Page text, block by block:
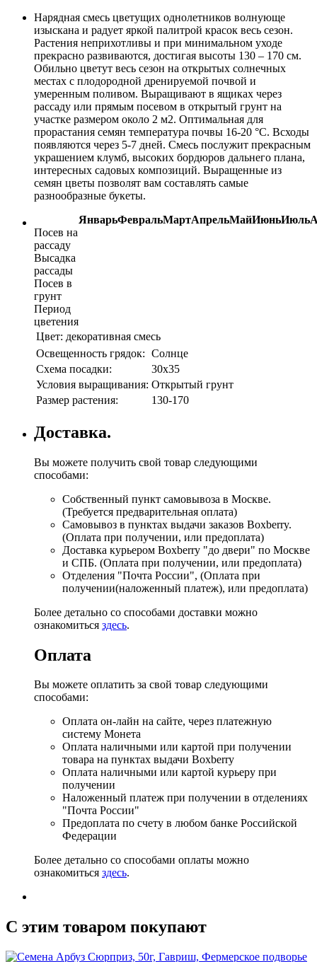
Нарядная смесь цветущих однолетников волнующе
изыскана и радует яркой палитрой красок весь сезон.
Растения неприхотливы и при минимальном уходе
прекрасно развиваются, достигая высоты 130 – 170 см.
Обильно цветут весь сезон на открытых солнечных
местах с плодородной дренируемой почвой и
умеренным поливом. Выращивают в ящиках через
рассаду или прямым посевом в открытый грунт на
участке размером около 2 м2. Оптимальная для
прорастания семян температура почвы 16-20 °C. Всходы
появляются через 5-7 дней. Смесь послужит прекрасным
украшением клумб, высоких бордюров дальнего плана,
интересных садовых композиций. Выращенные из
семян цветы позволят вам составлять самые
разнообразные букеты.
ЯнварьФевральМартАпрельМайИюньИюль
Посев на
рассаду
Высадка
рассады
Посев в
грунт
Период
цветения
Цвет: декоративная смесь
Освещенность грядок: Солнце
Схема посадки:
30х35
Условия выращивания: Открытый грунт
Размер растения:
130-170
Доставка.
Вы можете получить свой товар следующими
способами:
Собственный пункт самовывоза в Москве.
(Требуется предварительная оплата)
Самовывоз в пунктах выдачи заказов Boxberry.
(Оплата при получении, или предоплата)
Доставка курьером Boxberry "до двери" по Москве
и СПБ. (Оплата при получении, или предоплата)
Отделения "Почта России", (Оплата при
получении(наложенный платеж), или предоплата)
Более детально со способами доставки можно
ознакомиться здесь.
Оплата
Вы можете оплатить за свой товар следующими
способами:
Оплата он-лайн на сайте, через платежную
систему Монета
Оплата наличными или картой при получении
товара на пунктах выдачи Boxberry
Оплата наличными или картой курьеру при
получении
Наложенный платеж при получении в отделениях
"Почта России"
Предоплата по счету в любом банке Российской
Федерации
Более детально со способами оплаты можно
ознакомиться здесь.
C этим товаром покупают